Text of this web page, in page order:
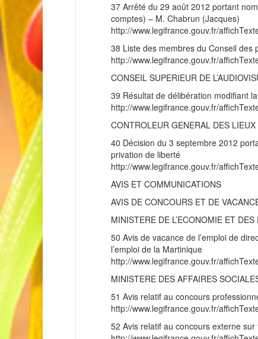
37 Arrêté du 29 août 2012 portant
comptes) – M. Chabrun (Jacques)
http://www.legifrance.gouv.fr/
38 Liste des membres du Conseil des
http://www.legifrance.gouv.fr/
CONSEIL SUPERIEUR DE
39 Résultat de délibération modifiant
http://www.legifrance.gouv.fr/
CONTROLEUR GENERAL DES
40 Décision du 3 septembre 2012
privation de liberté
http://www.legifrance.gouv.fr/
AVIS ET COMMUNICATIONS
AVIS DE CONCOURS ET DE
MINISTERE DE L’ECONOMIE ET
50 Avis de vacance de l’emploi de
l’emploi de la Martinique
http://www.legifrance.gouv.fr/
MINISTERE DES AFFAIRES
51 Avis relatif au concours
http://www.legifrance.gouv.fr/
52 Avis relatif au concours externe